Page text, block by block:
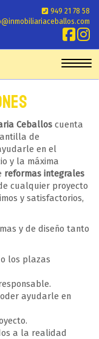
949 21 78 58
Ceballos cuenta
de
en el
y la máxima
reformas integrales
cualquier proyecto
y satisfactorios,
y de diseño tanto
los plazas
ayudarle en
a la realidad